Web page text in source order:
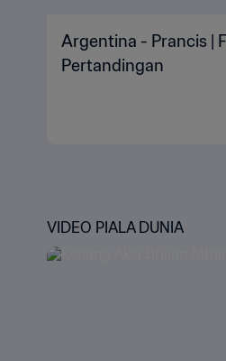
Argentina - Prancis |
Pertandingan
VIDEO PIALA DUNIA